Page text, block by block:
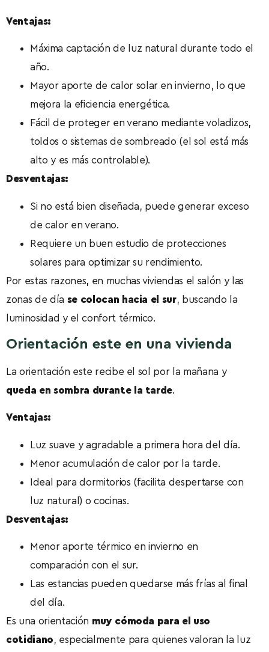
Ventajas:
Máxima captación de luz natural durante todo el
año.
Mayor aporte de calor solar en invierno, lo que
mejora la eficiencia energética.
Fácil de proteger en verano mediante voladizos,
toldos o sistemas de sombreado (el sol está más
alto y es más controlable).
Desventajas:
Si no está bien diseñada, puede generar exceso
de calor en verano.
Requiere un buen estudio de protecciones
solares para optimizar su rendimiento.
Por estas razones, en muchas viviendas el salón y las
zonas de día se colocan hacia el sur, buscando la
luminosidad y el confort térmico.
Orientación este en una vivienda
La orientación este recibe el sol por la mañana y
queda en sombra durante la tarde.
Ventajas:
Luz suave y agradable a primera hora del día.
Menor acumulación de calor por la tarde.
Ideal para dormitorios (facilita despertarse con
luz natural) o cocinas.
Desventajas:
Menor aporte térmico en invierno en
comparación con el sur.
Las estancias pueden quedarse más frías al final
del día.
Es una orientación muy cómoda para el uso
cotidiano, especialmente para quienes valoran la luz